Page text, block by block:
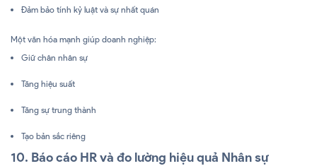
Đảm bảo tính kỷ luật và sự nhất quán
Một văn hóa mạnh giúp doanh nghiệp:
Giữ chân nhân sự
Tăng hiệu suất
Tăng sự trung thành
Tạo bản sắc riêng
10. Báo cáo HR và đo lường hiệu quả Nhân sự